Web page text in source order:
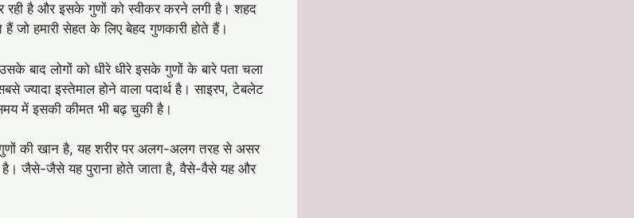
है और इसके गुणों को स्वीकर करने लगी है। शहद
जो हमारी सेहत के लिए बेहद गुणकारी होते हैं।
बाद लोगों को धीरे धीरे इसके गुणों के बारे पता चला
इस्तेमाल होने वाला पदार्थ है। साइरप, टेबलेट
में इसकी कीमत भी बढ़ चुकी है।
की खान है, यह शरीर पर अलग-अलग तरह से असर
जैसे-जैसे यह पुराना होते जाता है, वैसे-वैसे यह और